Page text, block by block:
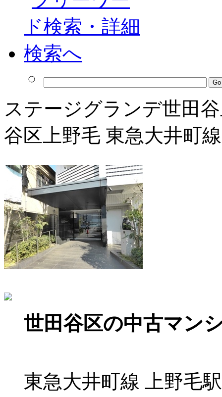
ステージグランデ世田
谷区上野毛 東急大井町
世田谷区の中古マン
東急大井町線 上野毛